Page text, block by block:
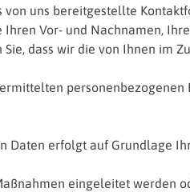
von uns bereitgestellte
Vor- und Nachnamen,
dass wir die von Ihnen im
erfolgt auf Grundlage
eingeleitet werden